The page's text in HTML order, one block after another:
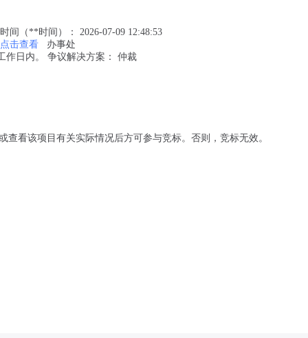
间（**时间）： 2026-07-09 12:48:53
点击查看
办事处
作日内。 争议解决方案： 仲裁
看该项目有关实际情况后方可参与竞标。否则，竞标无效。